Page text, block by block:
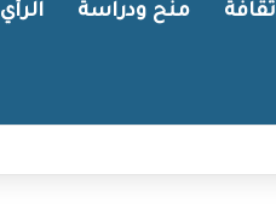
ثقافة منح ودراسة الرأي